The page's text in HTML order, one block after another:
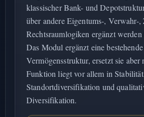
klassischer Bank- und
über andere Eigentums-, Verwahr-
Rechtsraumlogiken ergänzt werden
Das Modul ergänzt eine bestehende
Vermögensstruktur, ersetzt sie aber
Funktion liegt vor allem in
Standortdiversifikation und
Diversifikation.